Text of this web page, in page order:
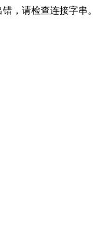
，请检查连接字串。